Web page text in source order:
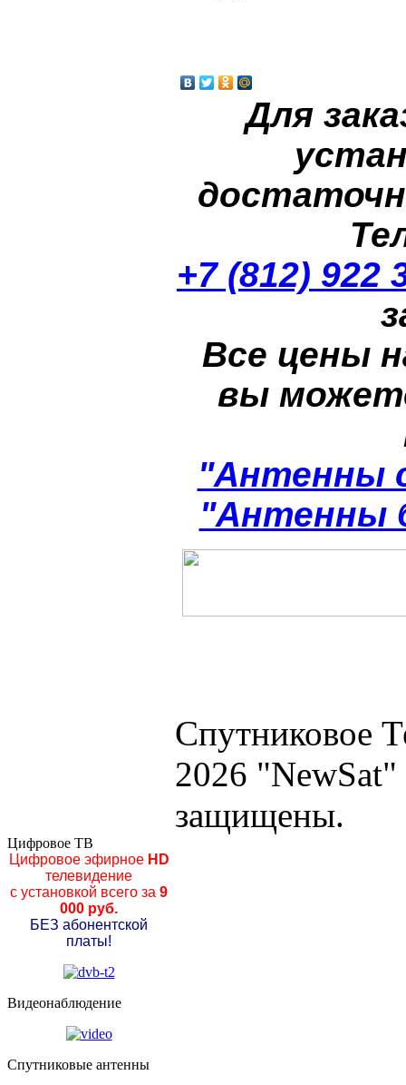
Для
+7 (812) 922
Все цены
вы
"Антенны
"Антенны
Спутниковое
2026
защищены.
Цифровое ТВ
Цифровое эфирноеHD
телевидение
с установкой всего за 9
000 руб.
БЕЗ абонентской
платы!
Видеонаблюдение
Спутниковые антенны